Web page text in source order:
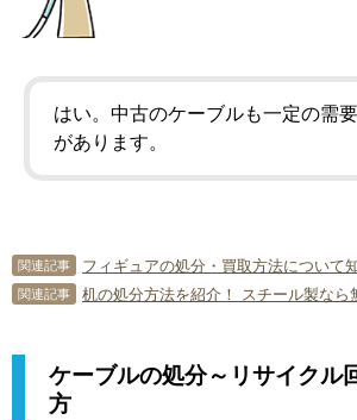
はい。中古のケーブルも一定の需要
があります。
関連記事
関連記事
ケーブルの処分～リサイクル
方